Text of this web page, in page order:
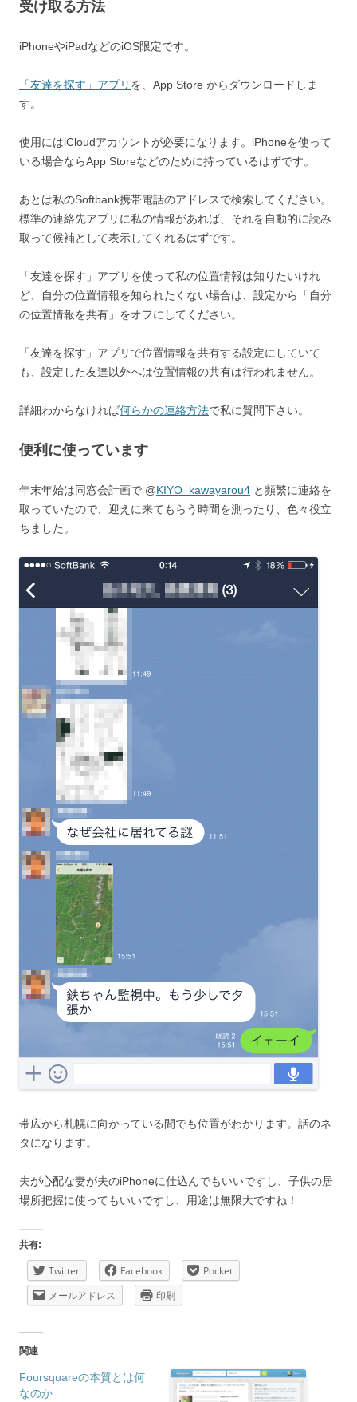
受け取る方法
iPhoneやiPadなどのiOS限定です。
「友達を探す」アプリ を、App Store からダウンロードしま
す。
使用にはiCloudアカウントが必要になります。iPhoneを使って
いる場合ならApp Storeなどのために持っているはずです。
あとは私のSoftbank携帯電話のアドレスで検索してください。
標準の連絡先アプリに私の情報があれば、それを自動的に読み
取って候補として表示してくれるはずです。
「友達を探す」アプリを使って私の位置情報は知りたいけれ
ど、自分の位置情報を知られたくない場合は、設定から「自分
の位置情報を共有」をオフにしてください。
「友達を探す」アプリで位置情報を共有する設定にしていて
も、設定した友達以外へは位置情報の共有は行われません。
詳細わからなければ何らかの連絡方法で私に質問下さい。
便利に使っています
年末年始は同窓会計画で @KIYO_kawayarou4 と頻繁に連絡を
取っていたので、迎えに来てもらう時間を測ったり、色々役立
ちました。
帯広から札幌に向かっている間でも位置がわかります。話のネ
タになります。
夫が心配な妻が夫のiPhoneに仕込んでもいいですし、子供の居
場所把握に使ってもいいですし、用途は無限大ですね！
共有:
Twitter Facebook
Pocket
メールアドレス
印刷
関連
Foursquareの本質とは何
なのか